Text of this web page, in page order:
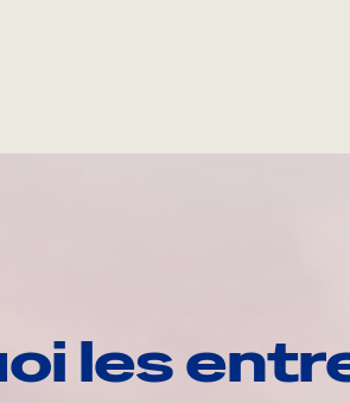
les